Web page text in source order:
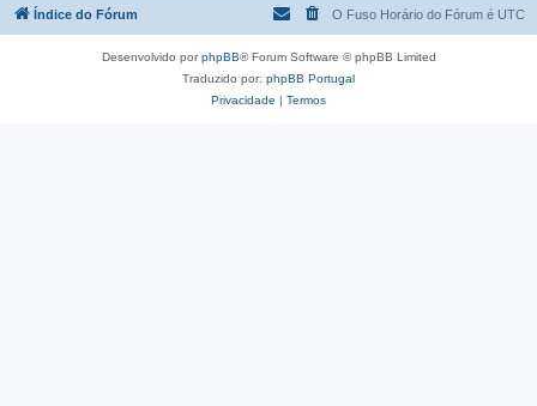
Índice do Fórum O Fuso Horário do Fórum é UTC
Desenvolvido porphpBB® Forum Software © phpBB Limited
Traduzido por: phpBB Portugal
Privacidade | Termos